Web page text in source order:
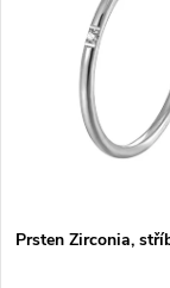
Prsten Zirconia,